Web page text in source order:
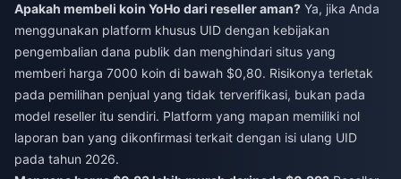
Apakah membeli koin YoHo dari reseller aman? Ya, jika Anda
menggunakan platform khusus UID dengan kebijakan
pengembalian dana publik dan menghindari situs yang
memberi harga 7000 koin di bawah $0,80. Risikonya terletak
pada pemilihan penjual yang tidak terverifikasi, bukan pada
model reseller itu sendiri. Platform yang mapan memiliki nol
laporan ban yang dikonfirmasi terkait dengan isi ulang UID
pada tahun 2026.